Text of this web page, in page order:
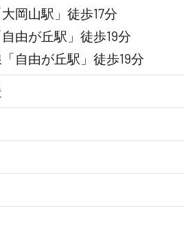
岡山駅」徒歩17分
由が丘駅」徒歩19分
自由が丘駅」徒歩19分